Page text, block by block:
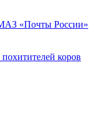
«Почты России»
коров